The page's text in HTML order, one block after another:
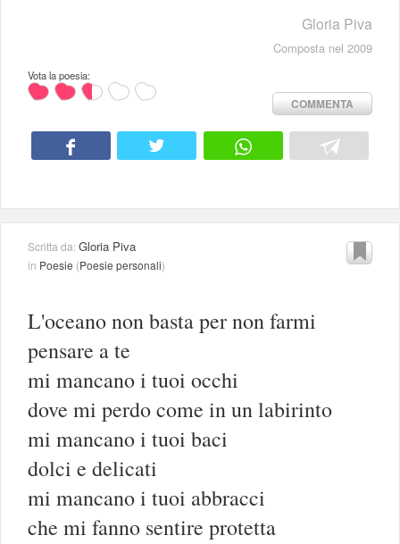
Gloria Piva
Composta nel 2009
Vota la poesia:
COMMENTA
Scritta da:Gloria Piva
in Poesie (Poesie personali)
L'oceano non basta per non farmi
pensare a te
mi mancano i tuoi occhi
dove mi perdo come in un labirinto
mi mancano i tuoi baci
dolci e delicati
mi mancano i tuoi abbracci
che mi fanno sentire protetta